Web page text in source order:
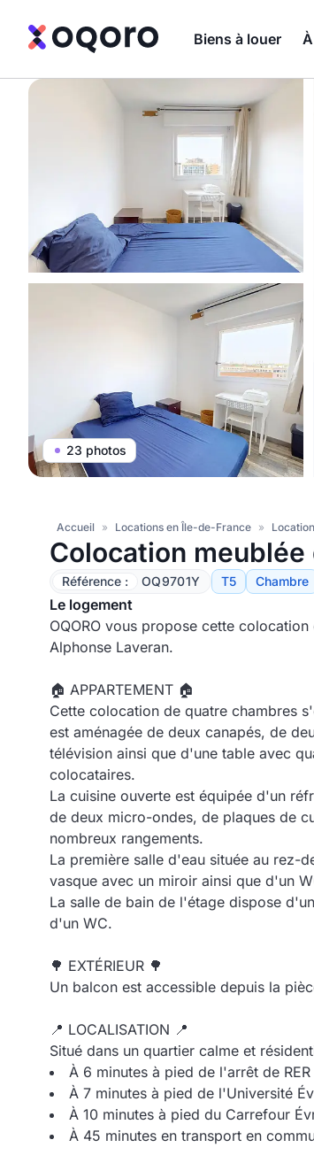
Biens à louer
23 photos
Accueil » Locations en Île-de-France »
Colocation
Référence : OQ9701Y T5 Chambre
Le logement
OQORO vous propose cette
Alphonse Laveran.
🏠 APPARTEMENT 🏠
Cette colocation de quatre chambres
est aménagée de deux canapés, de
télévision ainsi que d'une table avec
colocataires.
La cuisine ouverte est équipée d'un
de deux micro-ondes, de plaques de
nombreux rangements.
La première salle d'eau située au rez-
vasque avec un miroir ainsi que d'un
La salle de bain de l'étage dispose
d'un WC.
🌳 EXTÉRIEUR 🌳
Un balcon est accessible depuis la
📍 LOCALISATION 📍
Situé dans un quartier calme et
À 6 minutes à pied de l'arrêt de
À 7 minutes à pied de l'Université
À 10 minutes à pied du Carrefour
À 45 minutes en transport en